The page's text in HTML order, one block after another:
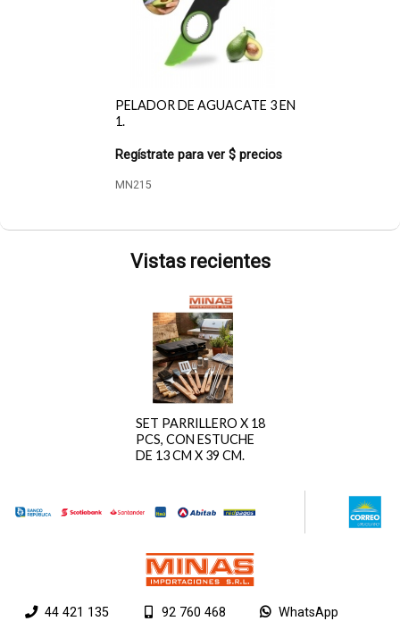
PELADOR DE AGUACATE 3 EN
1.
Regístrate para ver $ precios
MN215
Vistas recientes
SET PARRILLERO X 18
PCS, CON ESTUCHE
DE 13 CM X 39 CM.
44 421 135 92 760 468 WhatsApp